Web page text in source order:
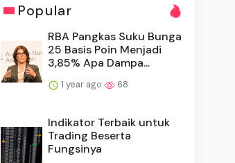
Popular
RBA Pangkas Suku Bunga
25 Basis Poin Menjadi
3,85% Apa Dampa...
1 year ago 68
Indikator Terbaik untuk
Trading Beserta
Fungsinya